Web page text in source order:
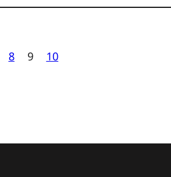
8 9 10